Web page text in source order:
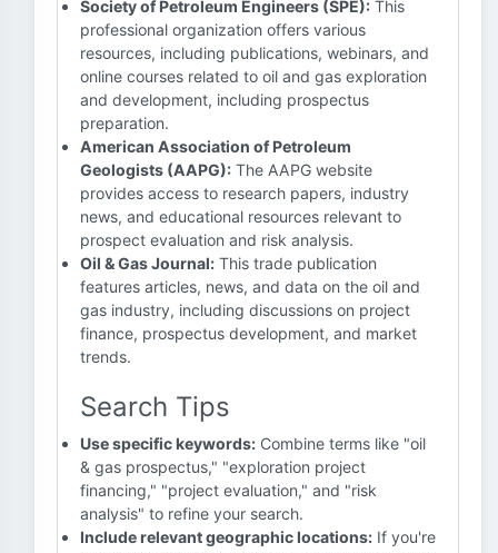
Society of Petroleum Engineers (SPE): This
professional organization offers various
resources, including publications, webinars, and
online courses related to oil and gas exploration
and development, including prospectus
preparation.
American Association of Petroleum
Geologists (AAPG): The AAPG website
provides access to research papers, industry
news, and educational resources relevant to
prospect evaluation and risk analysis.
Oil & Gas Journal: This trade publication
features articles, news, and data on the oil and
gas industry, including discussions on project
finance, prospectus development, and market
trends.
Search Tips
Use specific keywords: Combine terms like "oil
& gas prospectus," "exploration project
financing," "project evaluation," and "risk
analysis" to refine your search.
Include relevant geographic locations: If you're